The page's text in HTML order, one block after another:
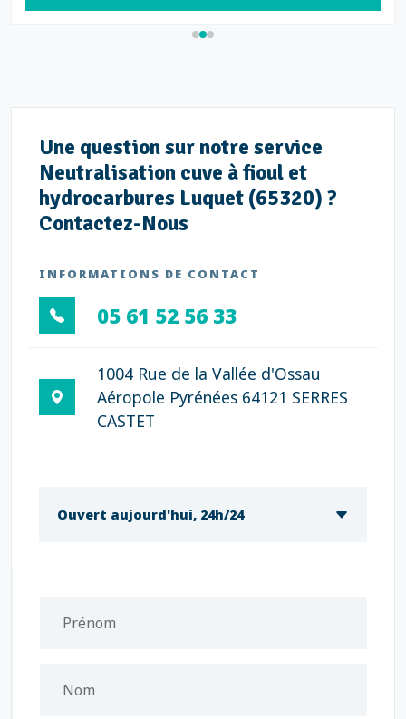
Une question sur notre service
Neutralisation cuve à fioul et
hydrocarbures Luquet (65320) ?
Contactez-Nous
INFORMATIONS DE CONTACT
05 61 52 56 33
1004 Rue de la Vallée d'Ossau
Aéropole Pyrénées 64121 SERRES
CASTET
Ouvert aujourd'hui, 24h/24
Prénom
Nom